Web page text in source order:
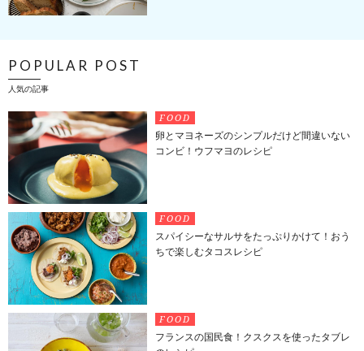
POPULAR POST
人気の記事
FOOD
卵とマヨネーズのシンプルだけど間違いない
コンビ！ウフマヨのレシピ
FOOD
スパイシーなサルサをたっぷりかけて！おう
ちで楽しむタコスレシピ
FOOD
フランスの国民食！クスクスを使ったタブレ